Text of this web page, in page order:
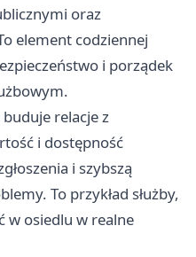
oraz
element codziennej
i porządek
relacje z
i dostępność
i szybszą
To przykład służby,
w osiedlu w realne